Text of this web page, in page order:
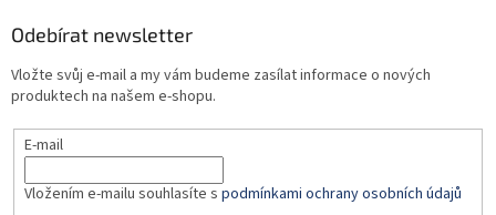
Odebírat newsletter
Vložte svůj e-mail a my vám budeme zasílat informace o nových
produktech na našem e-shopu.
E-mail
Vložením e-mailu souhlasíte s podmínkami ochrany osobních údajů